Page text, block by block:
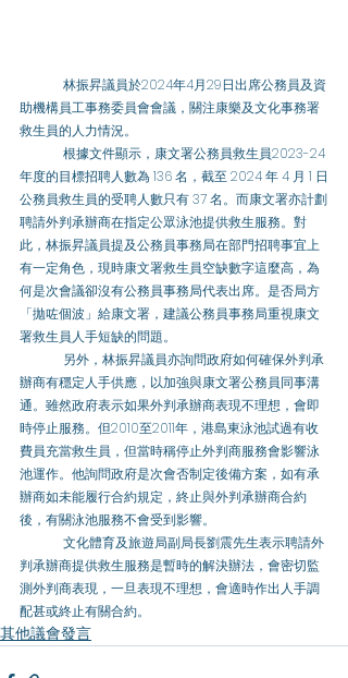
助機構員工事務委員會會議，關注康樂及文化事務署
救生員的人力情況。
年度的目標招聘人數為 136 名，截至 2024 年 4 月 1 日
公務員救生員的受聘人數只有 37 名。而康文署亦計劃
聘請外判承辦商在指定公眾泳池提供救生服務。對
此，林振昇議員提及公務員事務局在部門招聘事宜上
有一定角色，現時康文署救生員空缺數字這麼高，為
何是次會議卻沒有公務員事務局代表出席。是否局方
「拋咗個波」給康文署，建議公務員事務局重視康文
署救生員人手短缺的問題。
辦商有穩定人手供應，以加強與康文署公務員同事溝
通。雖然政府表示如果外判承辦商表現不理想，會即
時停止服務。但2010至2011年，港島東泳池試過有收
費員充當救生員，但當時稱停止外判商服務會影響泳
池運作。他詢問政府是次會否制定後備方案，如有承
辦商如未能履行合約規定，終止與外判承辦商合約
後，有關泳池服務不會受到影響。
判承辦商提供救生服務是暫時的解決辦法，會密切監
測外判商表現，一旦表現不理想，會適時作出人手調
配甚或終止有關合約。
其他議會發言